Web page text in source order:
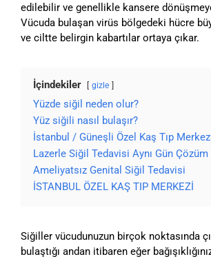
edilebilir ve genellikle kansere
Vücuda bulaşan virüs bölgedeki hücre
ve ciltte belirgin kabartılar ortaya çıkar.
İçindekiler gizle
Yüzde siğil neden olur?
Yüz siğili nasıl bulaşır?
İstanbul / Güneşli Özel Kaş Tıp
Lazerle Siğil Tedavisi Aynı Gün Çözüm
Ameliyatsız Genital Siğil Tedavisi
İSTANBUL ÖZEL KAŞ TIP MERKEZİ
Siğiller vücudunuzun birçok noktasında
bulaştığı andan itibaren eğer